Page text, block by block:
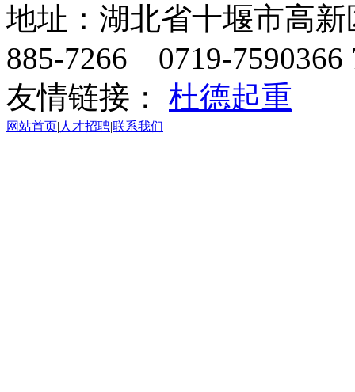
地址：湖北省十堰市高
885-7266 0719-7590366
友情链接： 杜德起重
网站首页| 人才招聘|联系我们